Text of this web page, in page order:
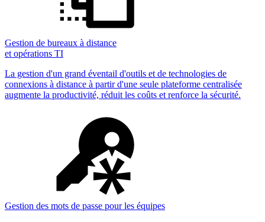
Gestion de bureaux à distance
et opérations TI
La gestion d'un grand éventail d'outils et de technologies de
connexions à distance à partir d'une seule plateforme centralisée
augmente la productivité, réduit les coûts et renforce la sécurité.
Gestion des mots de passe pour les équipes